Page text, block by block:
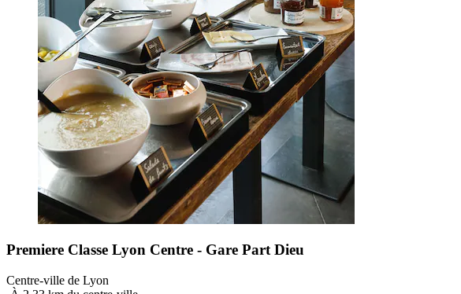
Premiere Classe Lyon Centre - Gare Part Dieu
Centre-ville de Lyon